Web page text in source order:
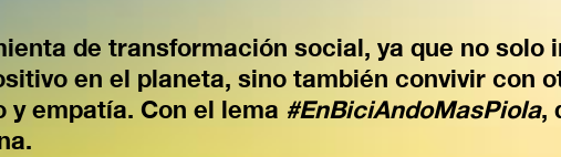
de transformación social, ya que no solo
en el planeta, sino también convivir con
y empatía. Con el lema #EnBiciAndoMasPiola,